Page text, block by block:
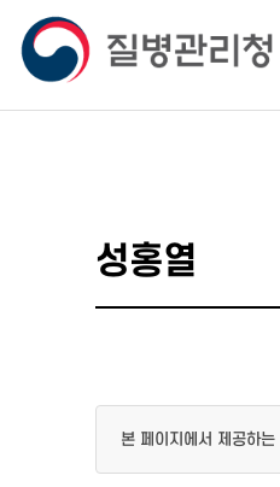
성홍열
본 페이지에서 제공하